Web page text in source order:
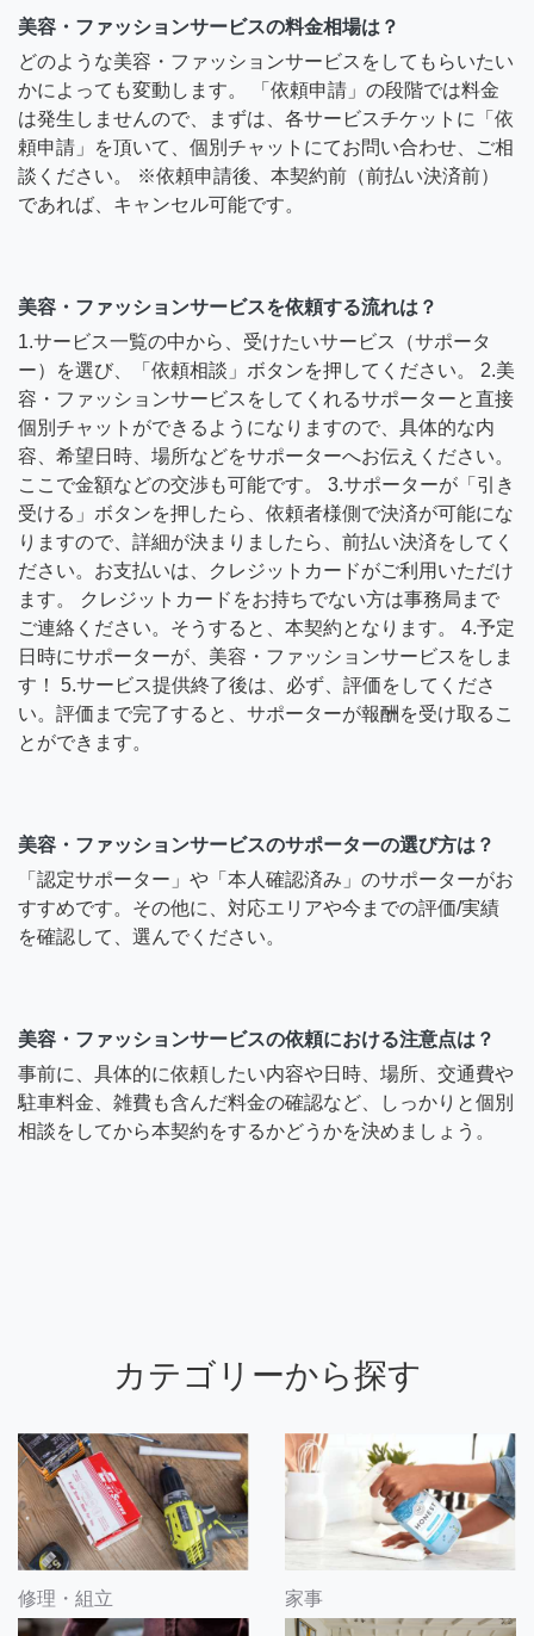
美容・ファッションサービスの料金相場は？
どのような美容・ファッションサービスをしてもらいたい
かによっても変動します。 「依頼申請」の段階では料金
は発生しませんので、まずは、各サービスチケットに「依
頼申請」を頂いて、個別チャットにてお問い合わせ、ご相
談ください。 ※依頼申請後、本契約前（前払い決済前）
であれば、キャンセル可能です。
美容・ファッションサービスを依頼する流れは？
1.サービス一覧の中から、受けたいサービス（サポータ
ー）を選び、「依頼相談」ボタンを押してください。 2.美
容・ファッションサービスをしてくれるサポーターと直接
個別チャットができるようになりますので、具体的な内
容、希望日時、場所などをサポーターへお伝えください。
ここで金額などの交渉も可能です。 3.サポーターが「引き
受ける」ボタンを押したら、依頼者様側で決済が可能にな
りますので、詳細が決まりましたら、前払い決済をしてく
ださい。お支払いは、クレジットカードがご利用いただけ
ます。 クレジットカードをお持ちでない方は事務局まで
ご連絡ください。そうすると、本契約となります。 4.予定
日時にサポーターが、美容・ファッションサービスをしま
す！ 5.サービス提供終了後は、必ず、評価をしてくださ
い。評価まで完了すると、サポーターが報酬を受け取るこ
とができます。
美容・ファッションサービスのサポーターの選び方は？
「認定サポーター」や「本人確認済み」のサポーターがお
すすめです。その他に、対応エリアや今までの評価/実績
を確認して、選んでください。
美容・ファッションサービスの依頼における注意点は？
事前に、具体的に依頼したい内容や日時、場所、交通費や
駐車料金、雑費も含んだ料金の確認など、しっかりと個別
相談をしてから本契約をするかどうかを決めましょう。
カテゴリーから探す
修理・組立 家事